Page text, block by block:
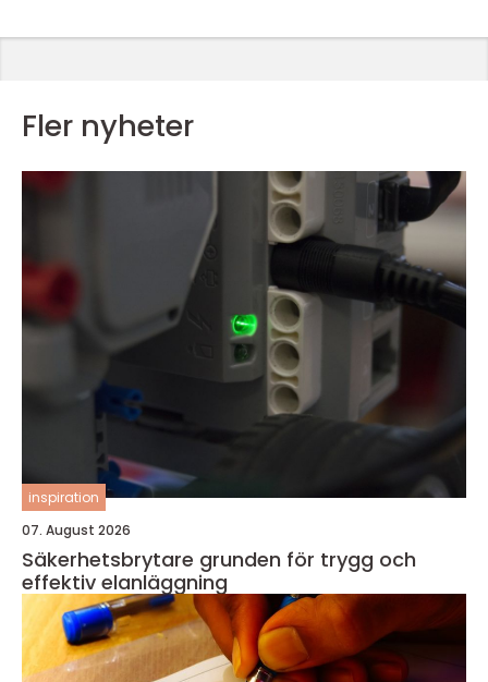
Fler nyheter
inspiration
07. August 2026
Säkerhetsbrytare grunden för trygg och
effektiv elanläggning